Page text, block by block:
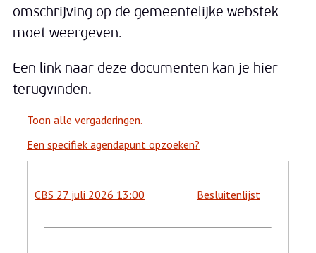
omschrijving op de gemeentelijke webstek
moet weergeven.
Een link naar deze documenten kan je hier
terugvinden.